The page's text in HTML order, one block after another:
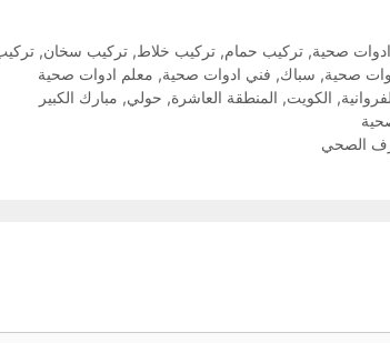
صحية, تركيب حمام, تركيب خلاط, تركيب سخان,
صحية, سباك, فني ادوات صحية, معلم ادوات صحية
, الكويت, المنطقة العاشرة, حولي, مبارك الكبير
الصحي